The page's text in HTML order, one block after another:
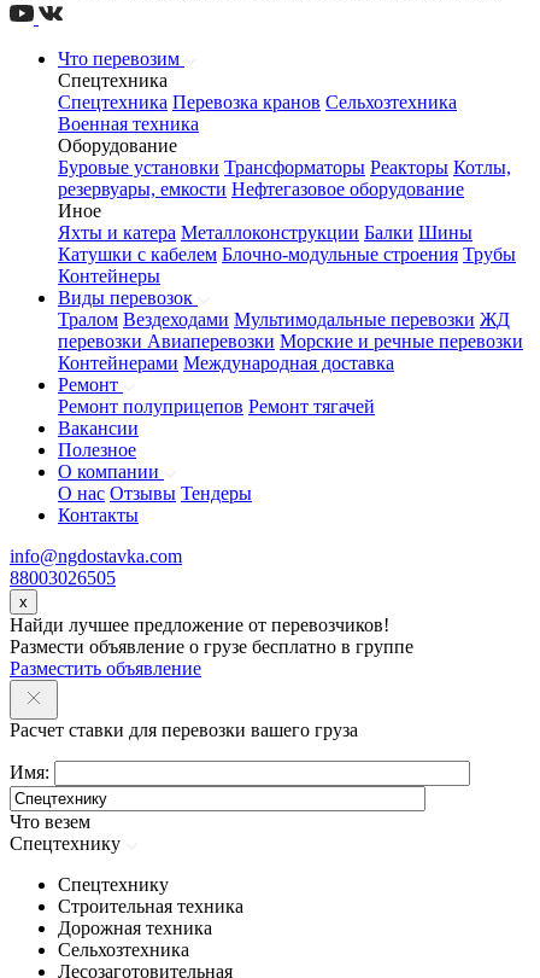
Что перевозим
Спецтехника
Спецтехника Перевозка кранов Сельхозтехника
Военная техника
Оборудование
Буровые установки Трансформаторы Реакторы Котлы,
резервуары, емкости Нефтегазовое оборудование
Иное
Яхты и катера Металлоконструкции Балки Шины
Катушки с кабелем Блочно-модульные строения Трубы
Контейнеры
Виды перевозок
Тралом Вездеходами Мультимодальные перевозки ЖД
перевозки Авиаперевозки Морские и речные перевозки
Контейнерами Международная доставка
Ремонт
Ремонт полуприцепов Ремонт тягачей
Вакансии
Полезное
О компании
О нас Отзывы Тендеры
Контакты
info@ngdostavka.com
88003026505
x
Найди лучшее предложение от перевозчиков!
Размести объявление о грузе бесплатно в группе
Разместить объявление
Расчет ставки для перевозки вашего груза
Имя:
Что везем
Спецтехнику
Спецтехнику
Строительная техника
Дорожная техника
Сельхозтехника
Лесозаготовительная